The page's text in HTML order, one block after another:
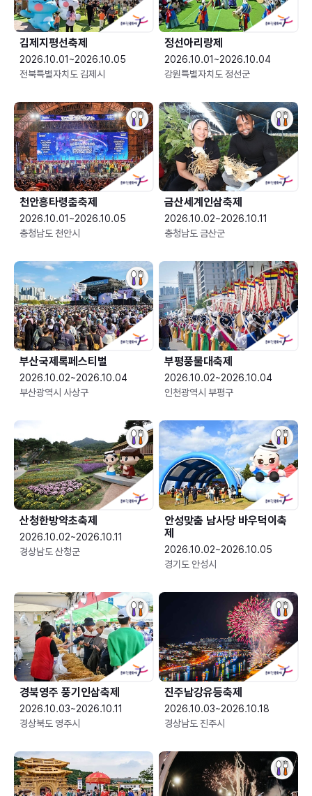
김제지평선축제
2026.10.01~2026.10.05
전북특별자치도 김제시
정선아리랑제
2026.10.01~2026.10.04
강원특별자치도 정선군
천안흥타령춤축제
2026.10.01~2026.10.05
충청남도 천안시
금산세계인삼축제
2026.10.02~2026.10.11
충청남도 금산군
부산국제록페스티벌
2026.10.02~2026.10.04
부산광역시 사상구
부평풍물대축제
2026.10.02~2026.10.04
인천광역시 부평구
산청한방약초축제
2026.10.02~2026.10.11
경상남도 산청군
안성맞춤 남사당 바우덕이축
제
2026.10.02~2026.10.05
경기도 안성시
경북영주 풍기인삼축제
2026.10.03~2026.10.11
경상북도 영주시
진주남강유등축제
2026.10.03~2026.10.18
경상남도 진주시